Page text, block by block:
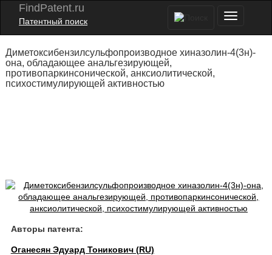
FindPatent.ru
Патентный поиск
Диметоксибензилсульфопроизводное хиназолин-4(3н)-
она, обладающее анальгезирующей,
противопаркинсонической, анксиолитической,
психостимулирующей активностью
Авторы патента:
Оганесян Эдуард Тоникович (RU)